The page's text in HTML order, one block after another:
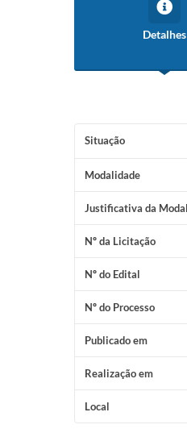
Detalhes
Situação
Modalidade
Justificativa da
Nº da Licitação
Nº do Edital
Nº do Processo
Publicado em
Realização em
Local